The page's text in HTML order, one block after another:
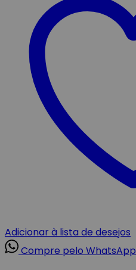
Adicionar à lista de desejos
Compre pelo WhatsApp